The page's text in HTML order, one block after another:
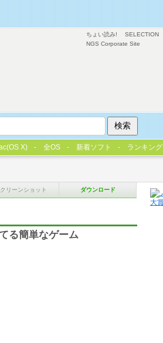
クリーンショット ダウンロード
る簡単なゲーム
ちょい読み! SELECTION
NGS Corporate Site
X) 全OS 新着ソフト ランキング